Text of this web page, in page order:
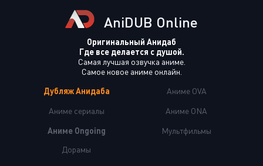
AniDUB Online
Оригинальный Анидаб
Где все делается с душой.
Самая лучшая озвучка аниме.
Самое новое аниме онлайн.
Дубляж Анидаба
Аниме сериалы
Аниме Ongoing
Аниме OVA
Аниме ONA
Мультфильмы
Дорамы